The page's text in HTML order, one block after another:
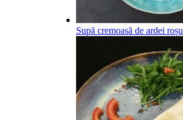
Supă cremoasă de ardei roșu